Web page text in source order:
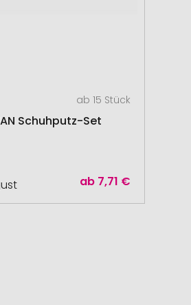
ab 15 Stück
Schuhputz-Set
ab 7,71 €